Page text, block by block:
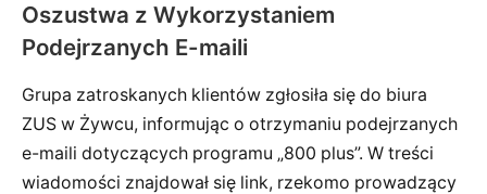
Oszustwa z Wykorzystaniem
Podejrzanych E-maili
Grupa zatroskanych klientów zgłosiła się do biura
ZUS w Żywcu, informując o otrzymaniu podejrzanych
e-maili dotyczących programu „800 plus”. W treści
wiadomości znajdował się link, rzekomo prowadzący